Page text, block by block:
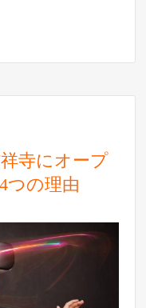
寺にオープ
つの理由